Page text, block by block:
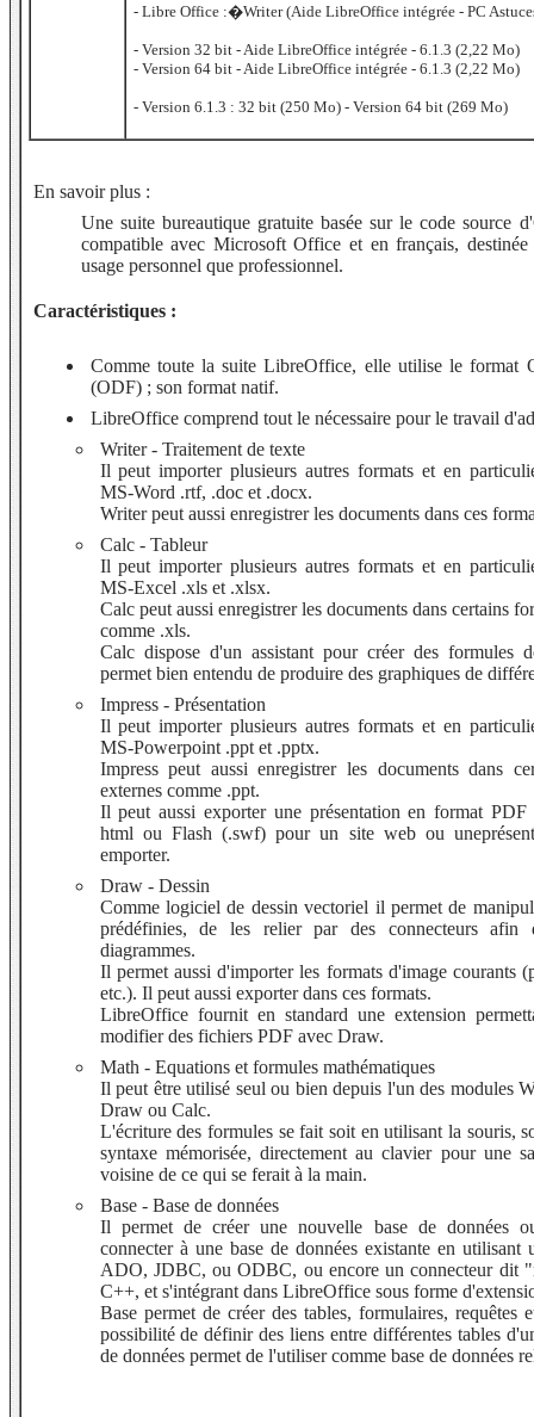
- Libre Office :�Writer (Aide LibreOffice intégrée - PC
- Version 32 bit - Aide LibreOffice intégrée - 6.1.3 (2,22 Mo)
- Version 64 bit - Aide LibreOffice intégrée - 6.1.3 (2,22 Mo)
- Version 6.1.3 : 32 bit (250 Mo) - Version 64 bit (269 Mo)
En savoir plus :
Une suite bureautique gratuite basée sur le code source
compatible avec Microsoft Office et en français,
usage personnel que professionnel.
Caractéristiques :
Comme toute la suite LibreOffice, elle utilise le format
(ODF) ; son format natif.
LibreOffice comprend tout le nécessaire pour le travail
Writer - Traitement de texte
Il peut importer plusieurs autres formats et en
MS-Word .rtf, .doc et .docx.
Writer peut aussi enregistrer les documents dans ces
Calc - Tableur
Il peut importer plusieurs autres formats et en
MS-Excel .xls et .xlsx.
Calc peut aussi enregistrer les documents dans certains
comme .xls.
Calc dispose d'un assistant pour créer des formules
permet bien entendu de produire des graphiques de
Impress - Présentation
Il peut importer plusieurs autres formats et en
MS-Powerpoint .ppt et .pptx.
Impress peut aussi enregistrer les documents dans
externes comme .ppt.
Il peut aussi exporter une présentation en format
html ou Flash (.swf) pour un site web ou
emporter.
Draw - Dessin
Comme logiciel de dessin vectoriel il permet de
prédéfinies, de les relier par des connecteurs afin
diagrammes.
Il permet aussi d'importer les formats d'image courants
etc.). Il peut aussi exporter dans ces formats.
LibreOffice fournit en standard une extension
modifier des fichiers PDF avec Draw.
Math - Equations et formules mathématiques
Il peut être utilisé seul ou bien depuis l'un des modules
Draw ou Calc.
L'écriture des formules se fait soit en utilisant la souris,
syntaxe mémorisée, directement au clavier pour une
voisine de ce qui se ferait à la main.
Base - Base de données
Il permet de créer une nouvelle base de données
connecter à une base de données existante en utilisant
ADO, JDBC, ou ODBC, ou encore un connecteur dit
C++, et s'intégrant dans LibreOffice sous forme
Base permet de créer des tables, formulaires, requêtes
possibilité de définir des liens entre différentes tables
de données permet de l'utiliser comme base de données